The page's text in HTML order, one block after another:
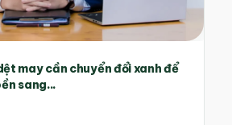
may cần chuyển đổi xanh để
sang...